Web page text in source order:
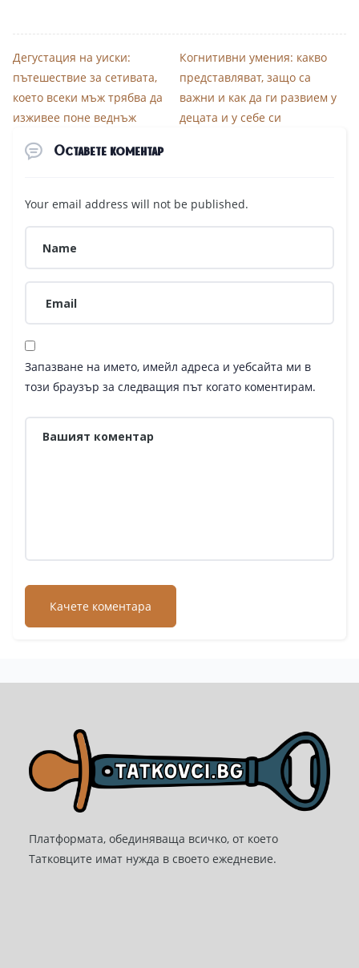
Дегустация на уиски:
пътешествие за сетивата,
което всеки мъж трябва да
изживее поне веднъж
Когнитивни умения: какво
представляват, защо са
важни и как да ги развием у
децата и у себе си
Оставете коментар
Your email address will not be published.
Запазване на името, имейл адреса и уебсайта ми в
този браузър за следващия път когато коментирам.
Платформата, обединяваща всичко, от което
Татковците имат нужда в своето ежедневие.